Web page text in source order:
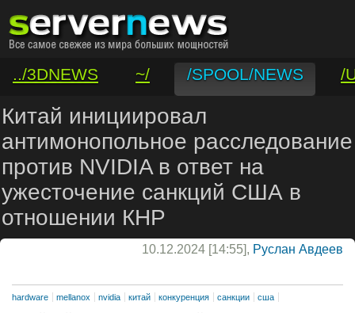
../3DNEWS ~/ /SPOOL/NEWS
/
/VAR/CONTACT
Китай инициировал
антимонопольное расследование
против NVIDIA в ответ на
ужесточение санкций США в
отношении КНР
10.12.2024 [14:55], Руслан Авдеев
hardware mellanox nvidia китай конкуренция санкции сша